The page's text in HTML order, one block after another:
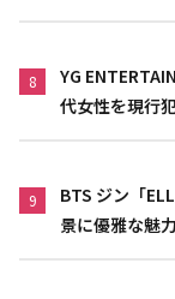
8
YG
代女性を現行
9
BTS ジン「
景に優雅な魅